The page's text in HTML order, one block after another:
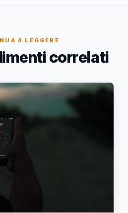
A LEGGERE
correlati